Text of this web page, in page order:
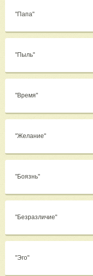
"Папа"
"Пыль"
"Время"
"Желание"
"Боязнь"
"Безразличие"
"Эго"